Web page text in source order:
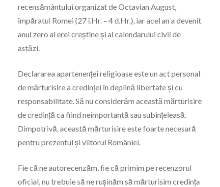
recensământului organizat de Octavian August,
împăratul Romei (27 î.Hr. – 4 d.Hr.), iar acel an a devenit
anul zero al erei creștine și al calendarului civil de
astăzi.
Declararea apartenenței religioase este un act personal
de mărturisire a credinței în deplină libertate și cu
responsabilitate. Să nu considerăm această mărturisire
de credință ca fiind neimportantă sau subînțeleasă.
Dimpotrivă, această mărturisire este foarte necesară
pentru prezentul și viitorul României.
Fie că ne autorecenzăm, fie că primim pe recenzorul
oficial, nu trebuie să ne rușinăm să mărturisim credința